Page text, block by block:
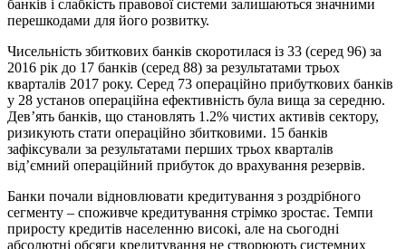
банків і слабкість правової системи залишаються значними
перешкодами для його розвитку.
Чисельність збиткових банків скоротилася із 33 (серед 96) за
2016 рік до 17 банків (серед 88) за результатами трьох
кварталів 2017 року. Серед 73 операційно прибуткових банків
у 28 установ операційна ефективність була вища за середню.
Дев’ять банків, що становлять 1.2% чистих активів сектору,
ризикують стати операційно збитковими. 15 банків
зафіксували за результатами перших трьох кварталів
від’ємний операційний прибуток до врахування резервів.
Банки почали відновлювати кредитування з роздрібного
сегменту – споживче кредитування стрімко зростає. Темпи
приросту кредитів населенню високі, але на сьогодні
абсолютні обсяги кредитування не створюють системних